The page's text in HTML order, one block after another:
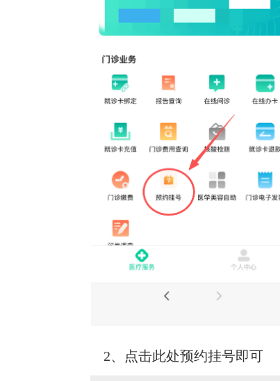
2、点击此处预约挂号即可